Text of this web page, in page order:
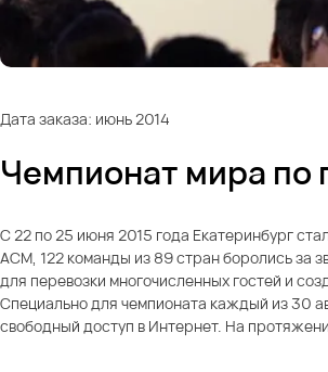
Дата заказа: июнь 2014
Чемпионат мира
С 22 по 25 июня 2015 года Екатеринбург
ACM, 122 команды из 89 стран боролись за
для перевозки многочисленных гостей и
Специально для чемпионата каждый из 30
свободный доступ в Интернет. На